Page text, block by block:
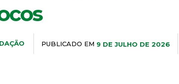
PUBLICADO EM 9 DE JULHO DE 2026